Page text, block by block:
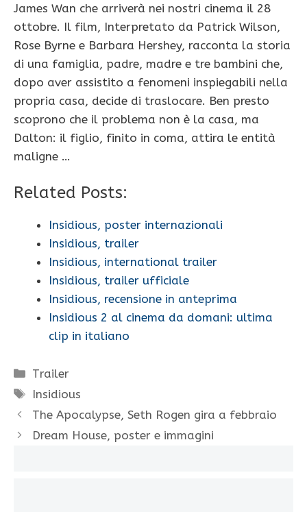
James Wan che arriverà nei nostri cinema il 28
ottobre. Il film, Interpretato da Patrick Wilson,
Rose Byrne e Barbara Hershey, racconta la storia
di una famiglia, padre, madre e tre bambini che,
dopo aver assistito a fenomeni inspiegabili nella
propria casa, decide di traslocare. Ben presto
scoprono che il problema non è la casa, ma
Dalton: il figlio, finito in coma, attira le entità
maligne …
Related Posts:
Insidious, poster internazionali
Insidious, trailer
Insidious, international trailer
Insidious, trailer ufficiale
Insidious, recensione in anteprima
Insidious 2 al cinema da domani: ultima
clip in italiano
Categorie
Trailer
Tag
Insidious
The Apocalypse, Seth Rogen gira a febbraio
Dream House, poster e immagini